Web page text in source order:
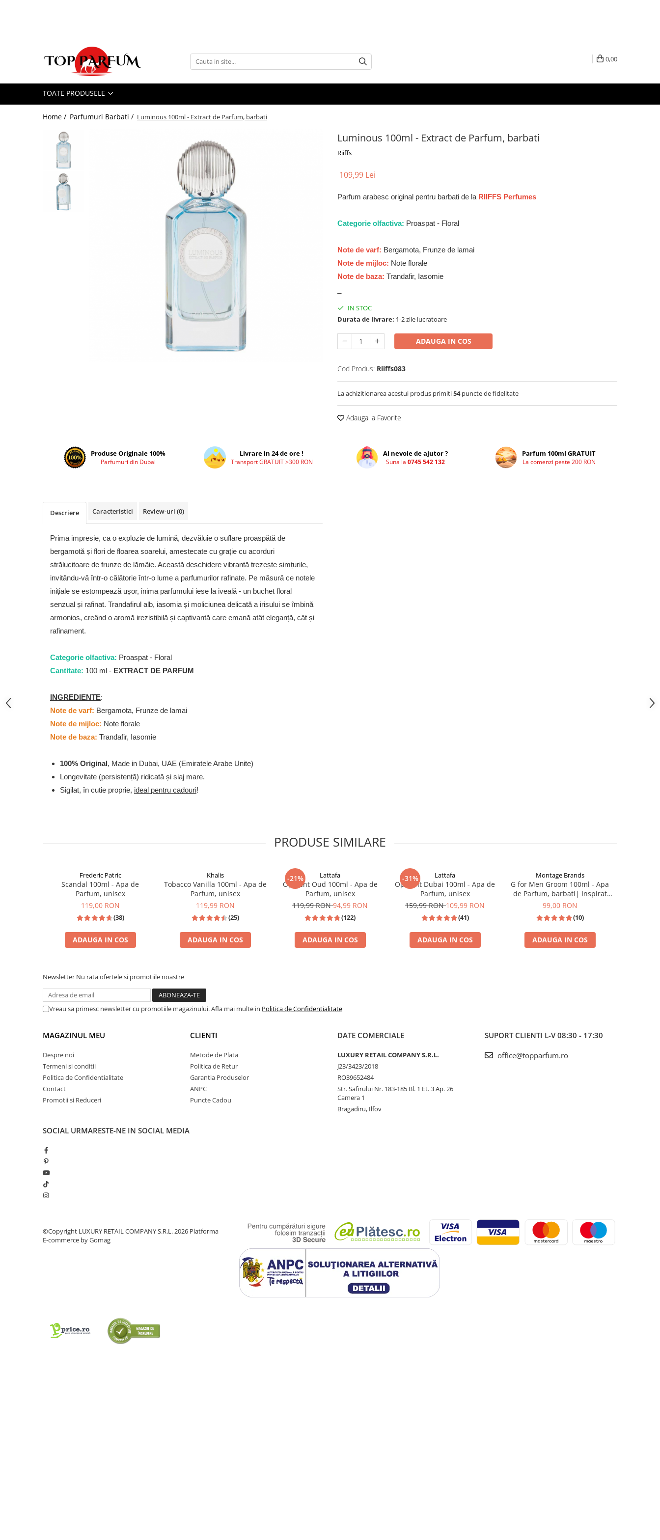
Seturi Parfumuri
Pachete BARBATI
Parfumuri Barbati
Parfumuri Unisex
Tipuri Parfumuri
Parfumuri Citrice
Cadouri pentru EA
Al Fakhr Perfumes
Athoor Al Alam
Frederic Patric
French Avenue
Jenny Glow
Maison Alhambra
Montage Brands
Parfumuri Clona Originale
Recenzii clienti
0,00
TOATE PRODUSELE
Home / Parfumuri Barbati / Luminous 100ml - Extract de Parfum, barbati
Luminous 100ml - Extract de Parfum, barbati
Riiffs
109,99 Lei
Parfum arabesc original pentru barbati de la RIIFFS Perfumes
Categorie olfactiva: Proaspat - Floral
Note de varf: Bergamota, Frunze de lamai
Note de mijloc: Note florale
Note de baza: Trandafir, Iasomie
IN STOC
Durata de livrare: 1-2 zile lucratoare
ADAUGA IN COS
Cod Produs: Riiffs083
La achizitionarea acestui produs primiti54puncte de fidelitate
Adauga la Favorite
Produse Originale 100%
Parfumuri din Dubai
Livrare in 24 de ore !
Transport GRATUIT >300 RON
Ai nevoie de ajutor ?
Suna la 0745 542 132
Parfum 100ml GRATUIT
La comenzi peste 200 RON
Descriere Caracteristici Review-uri (0)
Prima impresie, ca o explozie de lumină, dezvăluie o suflare proaspătă de
bergamotă și flori de floarea soarelui, amestecate cu grație cu acorduri
strălucitoare de frunze de lămâie. Această deschidere vibrantă trezește simțurile,
invitându-vă într-o călătorie într-o lume a parfumurilor rafinate. Pe măsură ce notele
inițiale se estompează ușor, inima parfumului iese la iveală - un buchet floral
senzual și rafinat. Trandafirul alb, iasomia și moliciunea delicată a irisului se îmbină
armonios, creând o aromă irezistibilă și captivantă care emană atât eleganță, cât și
rafinament.
Categorie olfactiva: Proaspat - Floral
Cantitate: 100 ml - EXTRACT DE PARFUM
INGREDIENTE:
Note de varf: Bergamota, Frunze de lamai
Note de mijloc: Note florale
Note de baza: Trandafir, Iasomie
100% Original, Made in Dubai, UAE (Emiratele Arabe Unite)
Longevitate (persistență) ridicată și siaj mare.
Sigilat, în cutie proprie, ideal pentru cadouri!
PRODUSE SIMILARE
Frederic Patric
Scandal 100ml - Apa de
Parfum, unisex
119,00 RON
(38)
ADAUGA IN COS
Khalis
Tobacco Vanilla 100ml - Apa de
Parfum, unisex
119,99 RON
(25)
ADAUGA IN COS
-21% Lattafa
Opulent Oud 100ml - Apa de
Parfum, unisex
119,99 RON94,99 RON
(122)
ADAUGA IN COS
-31% Lattafa
Opulent Dubai 100ml - Apa de
Parfum, unisex
159,99 RON109,99 RON
(41)
ADAUGA IN COS
Montage Brands
G for Men Groom 100ml - Apa
de Parfum, barbati| Inspirat
din Jean Paul Gaultier Le Beau
99,00 RON
(10)
ADAUGA IN COS
Newsletter Nu rata ofertele si promotiile noastre
Vreau sa primesc newsletter cu promotiile magazinului. Afla mai multe in Politica de Confidentialitate
MAGAZINUL MEU
Despre noi
Termeni si conditii
Politica de Confidentialitate
Contact
Promotii si Reduceri
CLIENTI
Metode de Plata
Politica de Retur
Garantia Produselor
ANPC
Puncte Cadou
DATE COMERCIALE
LUXURY RETAIL COMPANY S.R.L.
J23/3423/2018
RO39652484
Str. Safirului Nr. 183-185 Bl. 1 Et. 3 Ap. 26
Camera 1
Bragadiru, Ilfov
SUPORT CLIENTI L-V 08:30 - 17:30
office@topparfum.ro
SOCIAL URMARESTE-NE IN SOCIAL MEDIA
©Copyright LUXURY RETAIL COMPANY S.R.L. 2026 Platforma
E-commerce by Gomag